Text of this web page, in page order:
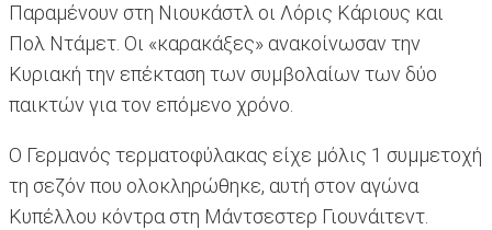
Παραμένουν στη Νιουκάστλ οι Λόρις Κάριους και
Πολ Ντάμετ. Οι «καρακάξες» ανακοίνωσαν την
Κυριακή την επέκταση των συμβολαίων των δύο
παικτών για τον επόμενο χρόνο.
Ο Γερμανός τερματοφύλακας είχε μόλις 1 συμμετοχή
τη σεζόν που ολοκληρώθηκε, αυτή στον αγώνα
Κυπέλλου κόντρα στη Μάντσεστερ Γιουνάιτεντ.